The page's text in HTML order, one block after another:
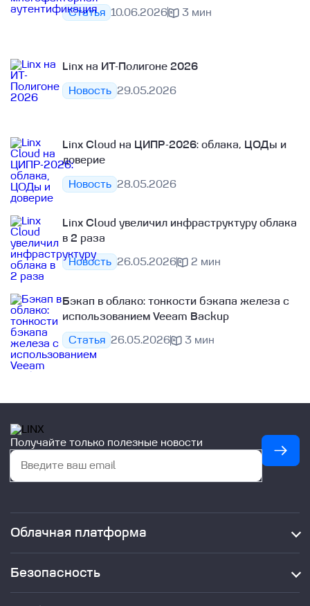
Статья 10.06.2026 3 мин
Linx на ИТ-Полигоне 2026
Новость 29.05.2026
Linx Cloud на ЦИПР‑2026: облака, ЦОДы и
доверие
Новость 28.05.2026
Linx Cloud увеличил инфраструктуру облака
в 2 раза
Новость 26.05.2026 2 мин
Бэкап в облако: тонкости бэкапа железа с
использованием Veeam Backup
Статья 26.05.2026 3 мин
Получайте только полезные новости
Облачная платформа
Миграция в облако Linx Cloud
Частное облако
Безопасность